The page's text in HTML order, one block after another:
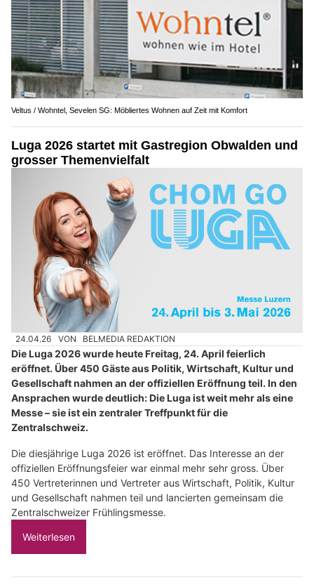
Veltus / Wohntel, Sevelen SG: Möbliertes Wohnen auf Zeit mit Komfort
Luga 2026 startet mit Gastregion Obwalden und
grosser Themenvielfalt
24.04.26 VON BELMEDIA REDAKTION
Die Luga 2026 wurde heute Freitag, 24. April feierlich
eröffnet. Über 450 Gäste aus Politik, Wirtschaft, Kultur und
Gesellschaft nahmen an der offiziellen Eröffnung teil. In den
Ansprachen wurde deutlich: Die Luga ist weit mehr als eine
Messe – sie ist ein zentraler Treffpunkt für die
Zentralschweiz.
Die diesjährige Luga 2026 ist eröffnet. Das Interesse an der
offiziellen Eröffnungsfeier war einmal mehr sehr gross. Über
450 Vertreterinnen und Vertreter aus Wirtschaft, Politik, Kultur
und Gesellschaft nahmen teil und lancierten gemeinsam die
Zentralschweizer Frühlingsmesse.
Weiterlesen